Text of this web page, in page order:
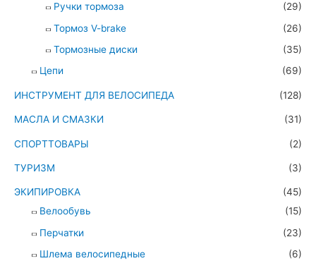
Ручки тормоза
(29)
Тормоз V-brake
(26)
Тормозные диски
(35)
Цепи
(69)
ИНСТРУМЕНТ ДЛЯ ВЕЛОСИПЕДА (128)
МАСЛА И СМАЗКИ (31)
СПОРТТОВАРЫ (2)
ТУРИЗМ (3)
ЭКИПИРОВКА
(45)
Велообувь
(15)
Перчатки
(23)
Шлема велосипедные
(6)